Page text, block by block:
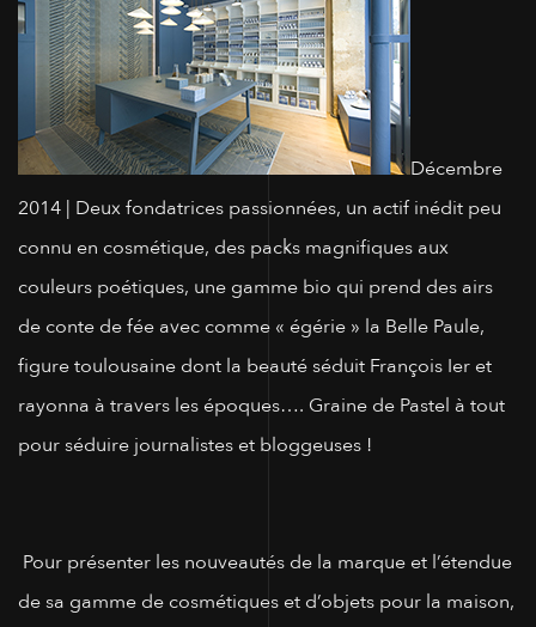
Décembre
2014 | Deux fondatrices passionnées, un actif inédit peu
connu en cosmétique, des packs magnifiques aux
couleurs poétiques, une gamme bio qui prend des airs
de conte de fée avec comme « égérie » la Belle Paule,
figure toulousaine dont la beauté séduit François Ier et
rayonna à travers les époques…. Graine de Pastel à tout
pour séduire journalistes et bloggeuses !
Pour présenter les nouveautés de la marque et l’étendue
de sa gamme de cosmétiques et d’objets pour la maison,